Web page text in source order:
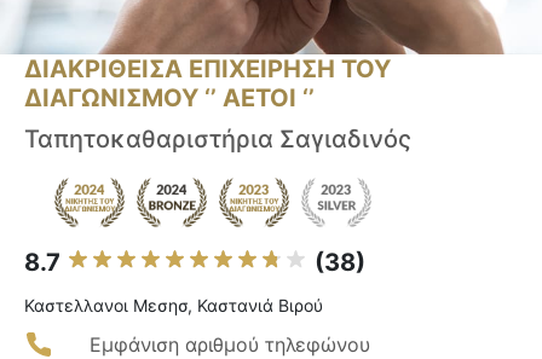
ΔΙΑΚΡΙΘΕΙΣΑ ΕΠΙΧΕΙΡΗΣΗ ΤΟΥ
ΔΙΑΓΩΝΙΣΜΟΥ ‘’ ΑΕΤΟΙ ‘’
Ταπητοκαθαριστήρια Σαγιαδινός
8.7 (38)
Καστελλανοι Μεσησ, Καστανιά Βιρού
Εμφάνιση αριθμού τηλεφώνου